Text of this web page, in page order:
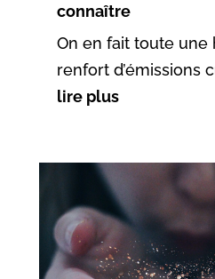
connaître
On en fait toute une
renfort d’émissions
lire plus